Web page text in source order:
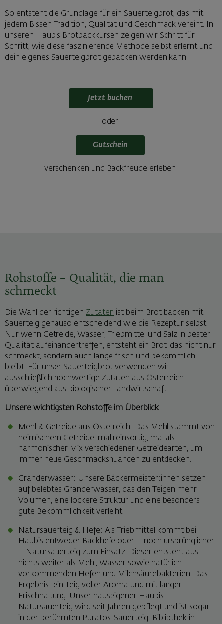
So entsteht die Grundlage für ein Sauerteigbrot, das mit
jedem Bissen Tradition, Qualität und Geschmack vereint. In
unseren Haubis Brotbackkursen zeigen wir Schritt für
Schritt, wie diese faszinierende Methode selbst erlernt und
dein eigenes Sauerteigbrot gebacken werden kann.
Jetzt buchen
oder
Gutschein
verschenken und Backfreude erleben!
Rohstoffe – Qualität, die man
schmeckt
Die Wahl der richtigen Zutaten ist beim Brot backen mit
Sauerteig genauso entscheidend wie die Rezeptur selbst.
Nur wenn Getreide, Wasser, Triebmittel und Salz in bester
Qualität aufeinandertreffen, entsteht ein Brot, das nicht nur
schmeckt, sondern auch lange frisch und bekömmlich
bleibt. Für unser Sauerteigbrot verwenden wir
ausschließlich hochwertige Zutaten aus Österreich –
überwiegend aus biologischer Landwirtschaft.
Unsere wichtigsten Rohstoffe im Überblick
Mehl & Getreide aus Österreich: Das Mehl stammt von
heimischem Getreide, mal reinsortig, mal als
harmonischer Mix verschiedener Getreidearten, um
immer neue Geschmacksnuancen zu entdecken.
Granderwasser: Unsere Bäckermeister:innen setzen
auf belebtes Granderwasser, das den Teigen mehr
Volumen, eine lockere Struktur und eine besonders
gute Bekömmlichkeit verleiht.
Natursauerteig & Hefe: Als Triebmittel kommt bei
Haubis entweder Backhefe oder – noch ursprünglicher
– Natursauerteig zum Einsatz. Dieser entsteht aus
nichts weiter als Mehl, Wasser sowie natürlich
vorkommenden Hefen und Milchsäurebakterien. Das
Ergebnis: ein Teig voller Aroma und mit langer
Frischhaltung. Unser hauseigener Haubis
Natursauerteig wird seit Jahren gepflegt und ist sogar
in der berühmten Puratos-Sauerteig-Bibliothek in